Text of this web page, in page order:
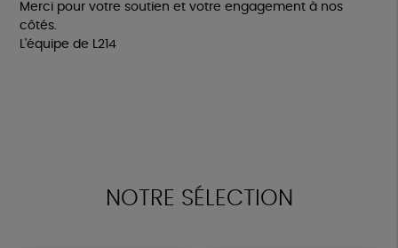
Merci pour votre soutien et votre engagement à nos
côtés.
L'équipe de L214
NOTRE SÉLECTION